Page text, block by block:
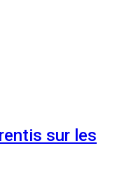
sur les